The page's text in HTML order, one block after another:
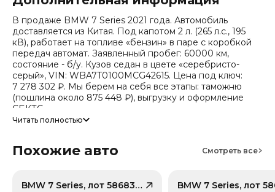
В продаже BMW 7 Series 2021 года. Автомобиль
доставляется из Китая. Под капотом 2 л. (265 л.с., 195
кВ), работает на топливе «бензин» в паре с коробкой
передач автомат. Заявленный пробег: 60000 км,
состояние - б/у. Кузов седан в цвете «серебристо-
серый», VIN: WBA7T0100MCG42615. Цена под ключ:
7 278 302 ₽. Мы берем на себя все этапы: таможню
(пошлина около 875 448 ₽), выгрузку и оформление
СБКТС.
отчет об авто и смету доставки. Мы на связи 24/7.
снижение 15.1%). Важно: расчет без учета пошлин и
Читать полностью
Похожие авто Смотреть все
BMW 7 Series, лот 58683909